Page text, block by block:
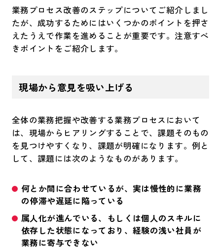
業務プロセス改善のステップについてご紹介しまし
たが、成功するためにはいくつかのポイントを押さ
えたうえで作業を進めることが重要です。注意すべ
きポイントをご紹介します。
現場から意見を吸い上げる
全体の業務把握や改善する業務プロセスにおいて
は、現場からヒアリングすることで、課題そのもの
を見つけやすくなり、課題が明確になります。例と
して、課題には次のようなものがあります。
何とか間に合わせているが、実は慢性的に業務
の停滞や遅延に陥っている
属人化が進んでいる、もしくは個人のスキルに
依存した状態になっており、経験の浅い社員が
業務に寄与できない